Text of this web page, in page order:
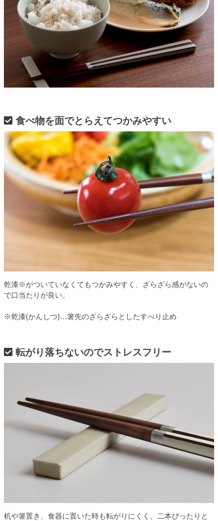
食べ物を面でとらえてつかみやすい
乾漆※がついていなくてもつかみやすく、ざらざら感がないの
で口当たりが良い。
※乾漆(かんしつ)…箸先のざらざらとしたすべり止め
転がり落ちないのでストレスフリー
机や箸置き、食器に置いた時も転がりにくく、二本ぴったりと